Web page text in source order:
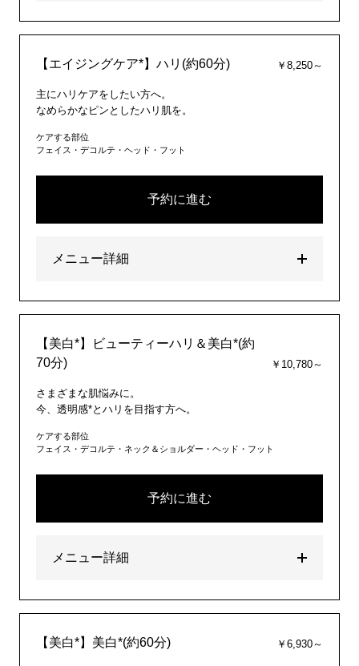
【エイジングケア*】ハリ(約60分) ￥8,250～
主にハリケアをしたい方へ。
なめらかなピンとしたハリ肌を。
ケアする部位
フェイス・デコルテ・ヘッド・フット
予約に進む
メニュー詳細
【美白*】ビューティーハリ＆美白*(約
70分)
￥10,780～
さまざまな肌悩みに。
今、透明感*とハリを目指す方へ。
ケアする部位
フェイス・デコルテ・ネック＆ショルダー・ヘッド・フット
予約に進む
メニュー詳細
【美白*】美白*(約60分) ￥6,930～